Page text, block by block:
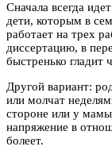
Сначала всегда
дети, которым в
работает на трех
диссертацию, в
быстренько гладит
Другой вариант:
или молчат
стороне или у
напряжение в
болеет.